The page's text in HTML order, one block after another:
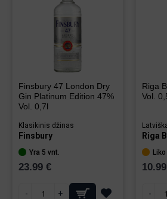
Finsbury 47 London Dry
Gin Platinum Edition 47%
Vol. 0,7l
Klasikinis džinas
Finsbury
Yra 5 vnt.
23.99 €
- +
Riga
Vol.
Riga
-